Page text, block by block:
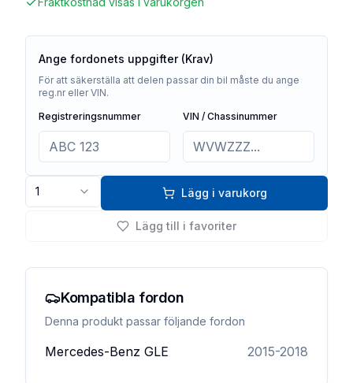
Ange fordonets uppgifter (Krav)
För att säkerställa att delen passar din bil måste du ange
reg.nr eller VIN.
Registreringsnummer
VIN / Chassinummer
1 Lägg i varukorg
Lägg till i favoriter
Kompatibla fordon
Denna produkt passar följande fordon
Mercedes-Benz GLE 2015-2018